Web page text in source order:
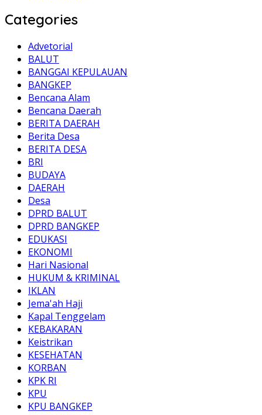
Categories
Advetorial
BALUT
BANGGAI KEPULAUAN
BANGKEP
Bencana Alam
Bencana Daerah
BERITA DAERAH
Berita Desa
BERITA DESA
BRI
BUDAYA
DAERAH
Desa
DPRD BALUT
DPRD BANGKEP
EDUKASI
EKONOMI
Hari Nasional
HUKUM & KRIMINAL
IKLAN
Jema'ah Haji
Kapal Tenggelam
KEBAKARAN
Keistrikan
KESEHATAN
KORBAN
KPK RI
KPU
KPU BANGKEP